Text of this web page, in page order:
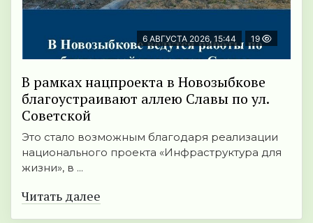
6 АВГУСТА 2026, 15:44 19
В рамках нацпроекта в Новозыбкове
благоустраивают аллею Славы по ул.
Советской
Это стало возможным благодаря реализации
национального проекта «Инфраструктура для
жизни», в ...
Читать далее